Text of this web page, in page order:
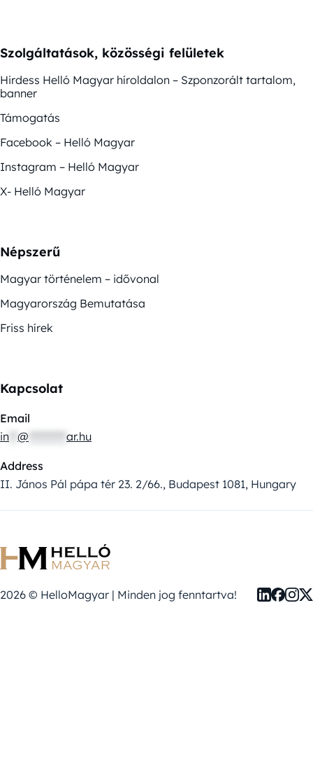
Szolgáltatások, közösségi felületek
Hirdess Helló Magyar híroldalon – Szponzorált tartalom,
banner
Támogatás
Facebook – Helló Magyar
Instagram – Helló Magyar
X- Helló Magyar
Népszerű
Magyar történelem – idővonal
Magyarország Bemutatása
Friss hírek
Kapcsolat
Email
in @ ar.hu
Address
II. János Pál pápa tér 23. 2/66., Budapest 1081, Hungary
2026 © HelloMagyar | Minden jog fenntartva!